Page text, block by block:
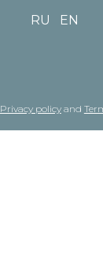
RU
EN
Privacy policyand